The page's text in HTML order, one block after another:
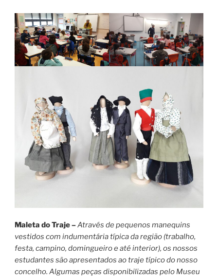
Maleta do Traje –Através de pequenos manequins
vestidos com indumentária típica da região (trabalho,
festa, campino, domingueiro e até interior), os nossos
estudantes são apresentados ao traje típico do nosso
concelho. Algumas peças disponibilizadas pelo Museu